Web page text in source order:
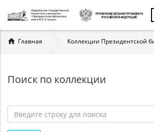
Вы
здесь
Главная Коллекции Президентской
Поиск по коллекции